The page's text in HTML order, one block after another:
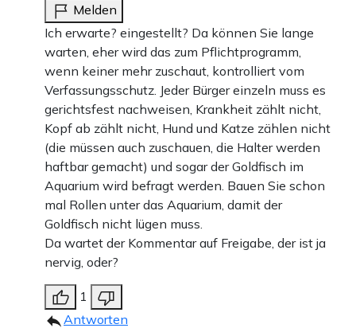
Melden
Ich erwarte? eingestellt? Da können Sie lange
warten, eher wird das zum Pflichtprogramm,
wenn keiner mehr zuschaut, kontrolliert vom
Verfassungsschutz. Jeder Bürger einzeln muss es
gerichtsfest nachweisen, Krankheit zählt nicht,
Kopf ab zählt nicht, Hund und Katze zählen nicht
(die müssen auch zuschauen, die Halter werden
haftbar gemacht) und sogar der Goldfisch im
Aquarium wird befragt werden. Bauen Sie schon
mal Rollen unter das Aquarium, damit der
Goldfisch nicht lügen muss.
Da wartet der Kommentar auf Freigabe, der ist ja
nervig, oder?
1
Antworten